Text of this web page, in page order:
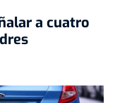
a cuatro